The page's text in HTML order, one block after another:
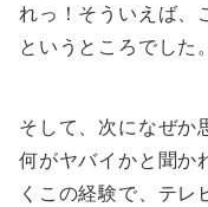
れっ！そういえば、
というところでした。
そして、次になぜか
何がヤバイかと聞か
くこの経験で、テレ